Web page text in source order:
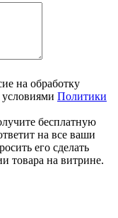
на обработку
Политики
бесплатную
на все ваши
его сделать
товара на витрине.